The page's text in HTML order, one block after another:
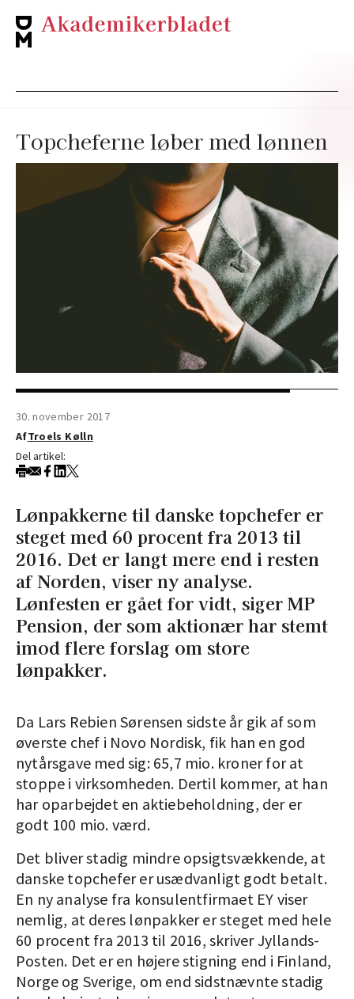
Topcheferne løber med lønnen
30. november 2017
AfTroels Kølln
Del artikel:
Lønpakkerne til danske topchefer er
steget med 60 procent fra 2013 til
2016. Det er langt mere end i resten
af Norden, viser ny analyse.
Lønfesten er gået for vidt, siger MP
Pension, der som aktionær har stemt
imod flere forslag om store
lønpakker.
Da Lars Rebien Sørensen sidste år gik af som
øverste chef i Novo Nordisk, fik han en god
nytårsgave med sig: 65,7 mio. kroner for at
stoppe i virksomheden. Dertil kommer, at han
har oparbejdet en aktiebeholdning, der er
godt 100 mio. værd.
Det bliver stadig mindre opsigtsvækkende, at
danske topchefer er usædvanligt godt betalt.
En ny analyse fra konsulentfirmaet EY viser
nemlig, at deres lønpakker er steget med hele
60 procent fra 2013 til 2016, skriver Jyllands-
Posten. Det er en højere stigning end i Finland,
Norge og Sverige, om end sidstnævnte stadig